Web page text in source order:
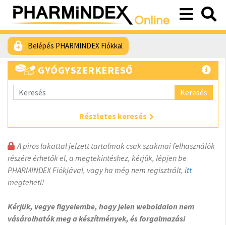
Belépés PHARMINDEX Fiókkal
GYÓGYSZERKERESŐ
Keresés
Részletes keresés
A piros lakattal jelzett tartalmak csak szakmai felhasználók
részére érhetők el, a megtekintéshez, kérjük, lépjen be
PHARMINDEX Fiókjával, vagy ha még nem regisztrált, itt
megteheti!
Kérjük, vegye figyelembe, hogy jelen weboldalon nem
vásárolhatók meg a készítmények, és forgalmazási